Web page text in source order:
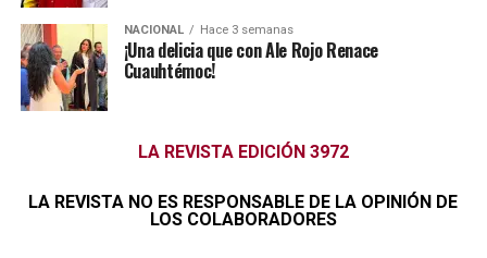
NACIONAL Hace 3 semanas
¡Una delicia que con Ale Rojo Renace
Cuauhtémoc!
LA REVISTA EDICIÓN 3972
LA REVISTA NO ES RESPONSABLE DE LA OPINIÓN DE
LOS COLABORADORES